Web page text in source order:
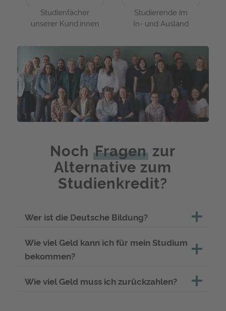
Studienfächer
unserer Kund:innen
Studierende im
In- und Ausland
NochFragen zur
Alternative zum
Studienkredit?
Wer ist die Deutsche Bildung?
Wie viel Geld kann ich für mein Studium
bekommen?
Wie viel Geld muss ich zurückzahlen?